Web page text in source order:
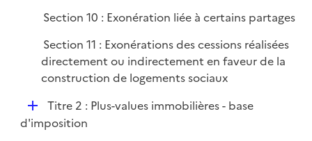
Section 10 : Exonération liée à certains partages
Section 11 : Exonérations des cessions réalisées
directement ou indirectement en faveur de la
construction de logements sociaux
D
é
Titre 2 : Plus-values immobilières - base
d'imposition